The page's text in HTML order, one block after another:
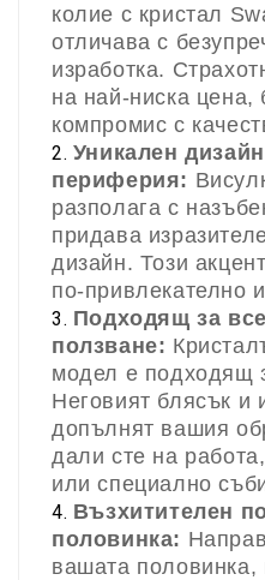
колие с кристал
отличава с
изработка.
на най-ниска цена,
компромис с
Уникален
периферия:
разполага с
придава
дизайн. Този
по-привлекателно
Подходящ за
ползване:
модел е подходящ
Неговият блясък и
допълнят вашия
дали сте на
или специално
Възхитителен
половинка:
вашата половинка,